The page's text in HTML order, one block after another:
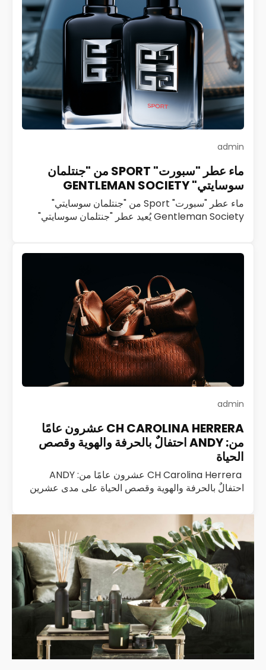
admin
ماء عطر "سبورت" SPORT من "جنتلمان
سوسايتي" GENTLEMAN SOCIETY
ماء عطر "سبورت" Sport من "جنتلمان سوسايتي"
Gentleman Society يُعيد عطر "جنتلمان سوسايتي"
2023 على تنمية هذا…
اقرأ المزيد
admin
CH CAROLINA HERRERA عشرون عامًا
من: ANDY احتفالٌ بالحرفة والهوية وقصص
الحياة
CH Carolina Herrera عشرون عامًا من: ANDY
احتفالٌ بالحرفة والهوية وقصص الحياة على مدى عشرين
مجرد حقيبة؛ كانت رفيقة درب، وشاهدة على…اقرأ المزيد